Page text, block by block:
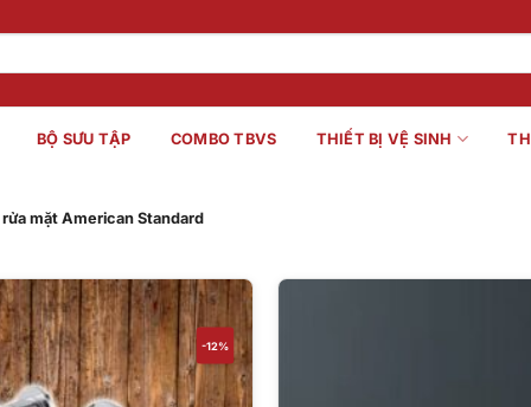
BỘ SƯU TẬP COMBO TBVS THIẾT BỊ VỆ SINH
mặt American Standard
-12%